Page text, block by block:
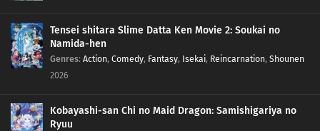
399 Episode 399
Episode 398
397 Episode 397
Tensei shitara Slime Datta Ken Movie 2: Soukai no
Namida-hen
Genres: Action, Comedy, Fantasy, Isekai, Reincarnation, Shounen
2026
Kobayashi-san Chi no Maid Dragon: Samishigariya no
Ryuu